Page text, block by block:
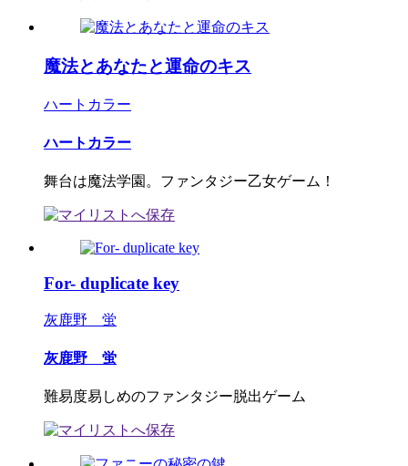
魔法とあなたと運命のキス
ハートカラー
ハートカラー
舞台は魔法学園。ファンタジー乙女ゲーム！
For- duplicate key
灰鹿野 蛍
灰鹿野 蛍
難易度易しめのファンタジー脱出ゲーム